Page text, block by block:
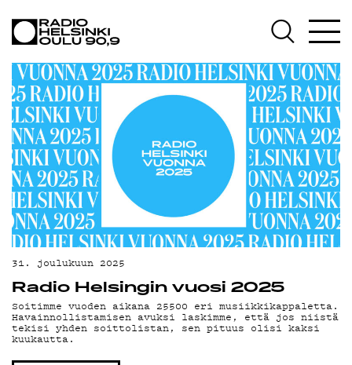
AJANKOHTAISTA
OHJELMAT
TEKIJÄT
ON-DEMAND
PODCAST
MAINOSTA
YHTEYSTIEDOT
G LIVELAB
YSTÄVÄKLUBI
TIETOSUOJA
31. joulukuun 2025
Radio Helsingin vuosi 2025
Soitimme vuoden aikana 25500 eri musiikkikappaletta.
Havainnollistamisen avuksi laskimme, että jos niistä
tekisi yhden soittolistan, sen pituus olisi kaksi
kuukautta.